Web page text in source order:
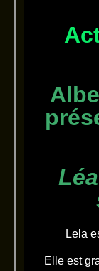
Lela
Elle est